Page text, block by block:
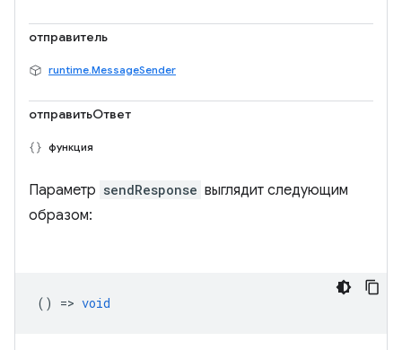
отправитель
runtime.MessageSender
отправитьОтвет
функция
Параметр sendResponse выглядит следующим
образом:
() => void